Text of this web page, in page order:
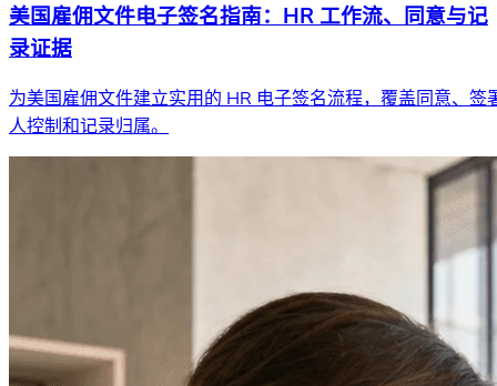
美国雇佣文件电子签名指南：HR 工作流、同意与记
录证据
为美国雇佣文件建立实用的 HR 电子签名流程，覆盖同意、签
人控制和记录归属。